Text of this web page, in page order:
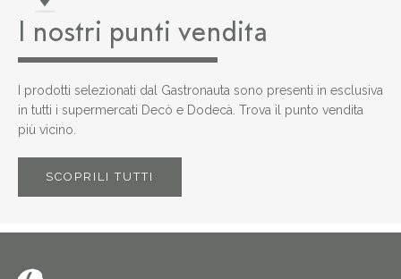
I nostri punti vendita
I prodotti selezionati dal Gastronauta sono presenti in esclusiva
in tutti i supermercati Decò e Dodecà. Trova il punto vendita
più vicino.
SCOPRILI TUTTI